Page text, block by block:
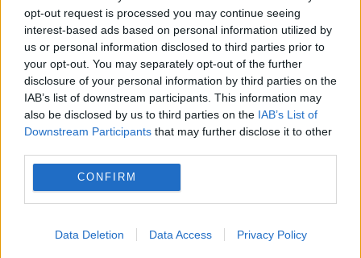
opt-out request is processed you may continue seeing
interest-based ads based on personal information utilized by
us or personal information disclosed to third parties prior to
your opt-out. You may separately opt-out of the further
disclosure of your personal information by third parties on the
IAB’s list of downstream participants. This information may
also be disclosed by us to third parties on the IAB’s List of
Downstream Participants that may further disclose it to other
CONFIRM
Data Deletion Data Access Privacy Policy